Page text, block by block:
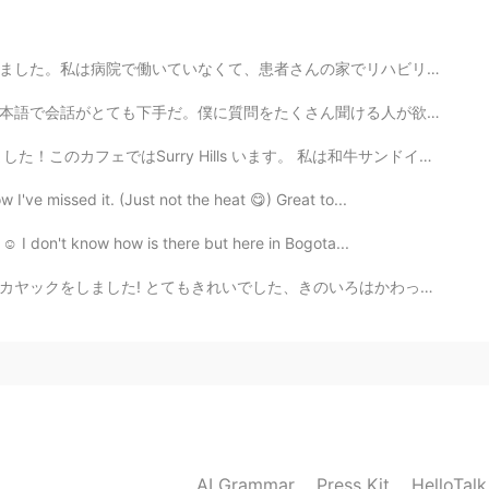
2020.11.21 03:22
でリハビリあげます。最近、とても忙しかった。たぶん、最近が一番忙しくなりました。私はまだ入院したり、in...
ける人が欲しい。僕は自分で会話できない。自分のストーリーも教えてください。毎週練習したい人がいる？1週間...
います。 私は和牛サンドイッチを食べました。私の一番好きなデザートは抹茶 Mille Fueille と...
I've missed it. (Just not the heat 😋) Great to...
I don't know how is there but here in Bogota...
でした、きのいろはかわった。 たびきをしました、うれしかったです！ Recently I rented a cab...
AI Grammar Press Kit